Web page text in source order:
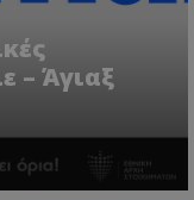
– Άγιαξ